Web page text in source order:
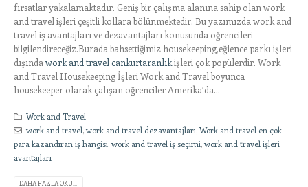
fırsatlar yakalamaktadır. Geniş bir çalışma alanına sahip olan work
and travel işleri çeşitli kollara bölünmektedir. Bu yazımızda work and
travel iş avantajları ve dezavantajları konusunda öğrencileri
bilgilendireceğiz.Burada bahsettiğimiz housekeeping,eğlence parkı işleri
dışında work and travel cankurtaranlıkişleri çok popülerdir. Work
and Travel Housekeeping İşleri Work and Travel boyunca
housekeeper olarak çalışan öğrenciler Amerika’da...
Work and Travel
work and travel,work and travel dezavantajları,Work and travel en çok
para kazandıran iş hangisi,work and travel iş seçimi,work and travel işleri
avantajları
DAHA FAZLA OKU...